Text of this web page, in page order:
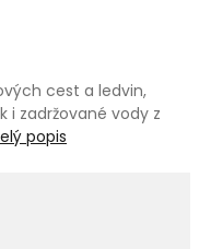
cest a ledvin,
i zadržované vody z
popis